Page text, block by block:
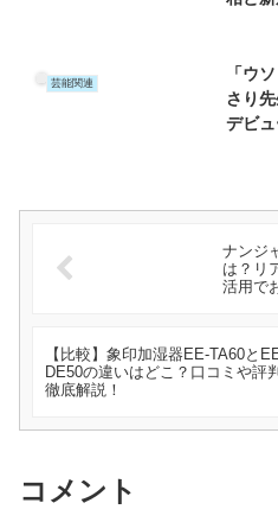
芸能関連
「ウ
さり
デビ
ナンジ
は？リ
活用で
【比較】象印加湿器EE-TA60と
DE50の違いはどこ？口コミや評
徹底解説！
コメント